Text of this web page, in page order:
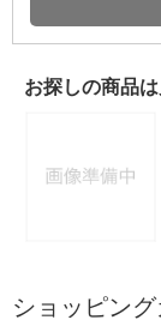
お探しの商品
ショッピン